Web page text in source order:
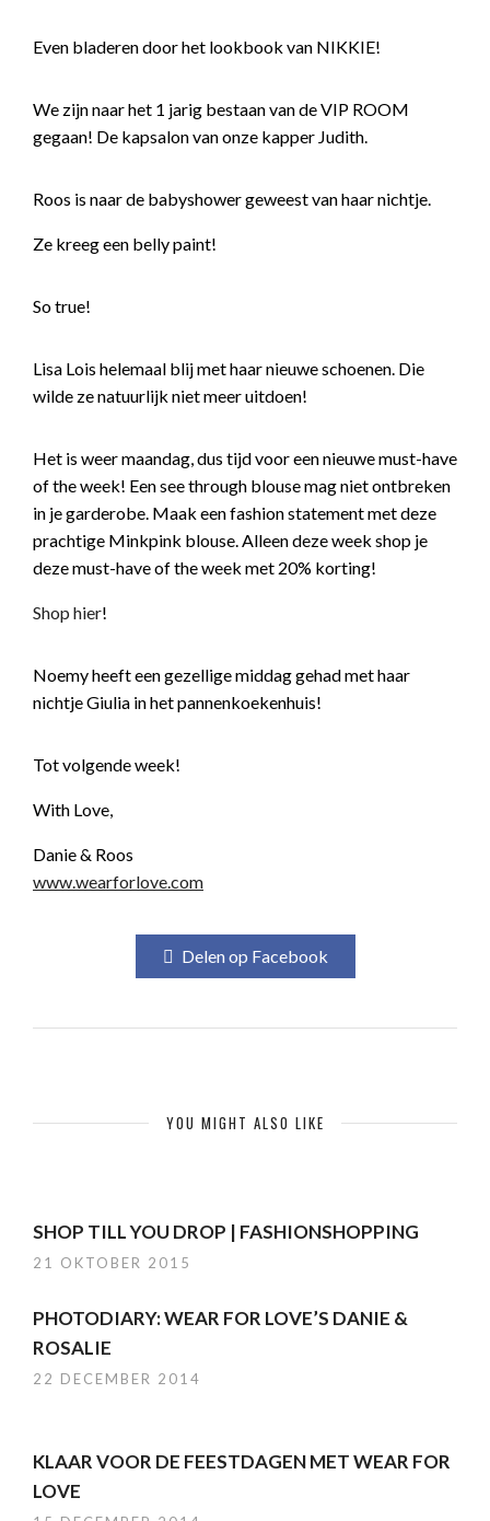
Even bladeren door het lookbook van NIKKIE!
We zijn naar het 1 jarig bestaan van de VIP ROOM
gegaan! De kapsalon van onze kapper Judith.
Roos is naar de babyshower geweest van haar nichtje.
Ze kreeg een belly paint!
So true!
Lisa Lois helemaal blij met haar nieuwe schoenen. Die
wilde ze natuurlijk niet meer uitdoen!
Het is weer maandag, dus tijd voor een nieuwe must-have
of the week! Een see through blouse mag niet ontbreken
in je garderobe. Maak een fashion statement met deze
prachtige Minkpink blouse. Alleen deze week shop je
deze must-have of the week met 20% korting!
Shop hier!
Noemy heeft een gezellige middag gehad met haar
nichtje Giulia in het pannenkoekenhuis!
Tot volgende week!
With Love,
Danie & Roos
www.wearforlove.com
Delen op Facebook
YOU MIGHT ALSO LIKE
SHOP TILL YOU DROP | FASHIONSHOPPING
21 OKTOBER 2015
PHOTODIARY: WEAR FOR LOVE’S DANIE &
ROSALIE
22 DECEMBER 2014
KLAAR VOOR DE FEESTDAGEN MET WEAR FOR
LOVE